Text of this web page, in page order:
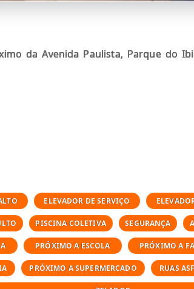
da Avenida Paulista, Parque do
ELEVADOR DE SERVIÇO
PISCINA COLETIVA SEGURANÇA
PRÓXIMO A ESCOLA PRÓXIMO A
PRÓXIMO A SUPERMERCADO RUAS